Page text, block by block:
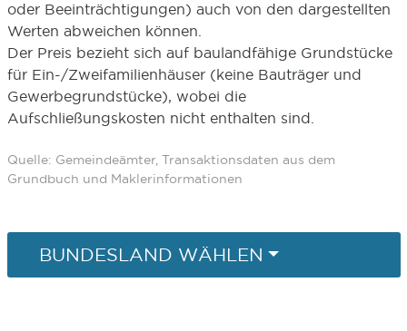
oder Beeinträchtigungen) auch von den dargestellten
Werten abweichen können.
Der Preis bezieht sich auf baulandfähige Grundstücke
für Ein-/Zweifamilienhäuser (keine Bauträger und
Gewerbegrundstücke), wobei die
Aufschließungskosten nicht enthalten sind.
Quelle: Gemeindeämter, Transaktionsdaten aus dem
Grundbuch und Maklerinformationen
BUNDESLAND WÄHLEN